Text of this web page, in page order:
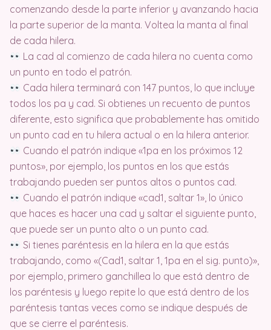
comenzando desde la parte inferior y avanzando hacia
la parte superior de la manta. Voltea la manta al final
de cada hilera.
La cad al comienzo de cada hilera no cuenta como
un punto en todo el patrón.
Cada hilera terminará con 147 puntos, lo que incluye
todos los pa y cad. Si obtienes un recuento de puntos
diferente, esto significa que probablemente has omitido
un punto cad en tu hilera actual o en la hilera anterior.
Cuando el patrón indique «1pa en los próximos 12
puntos», por ejemplo, los puntos en los que estás
trabajando pueden ser puntos altos o puntos cad.
Cuando el patrón indique «cad1, saltar 1», lo único
que haces es hacer una cad y saltar el siguiente punto,
que puede ser un punto alto o un punto cad.
Si tienes paréntesis en la hilera en la que estás
trabajando, como «(Cad1, saltar 1, 1pa en el sig. punto)»,
por ejemplo, primero ganchillea lo que está dentro de
los paréntesis y luego repite lo que está dentro de los
paréntesis tantas veces como se indique después de
que se cierre el paréntesis.